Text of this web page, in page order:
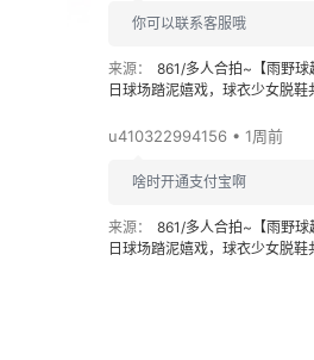
你可以联系客服哦
来源：
861/多人合拍~【雨野球
日球场踏泥嬉戏，球衣少女脱鞋
u410322994156 • 1周前
啥时开通支付宝啊
来源：
861/多人合拍~【雨野球
日球场踏泥嬉戏，球衣少女脱鞋